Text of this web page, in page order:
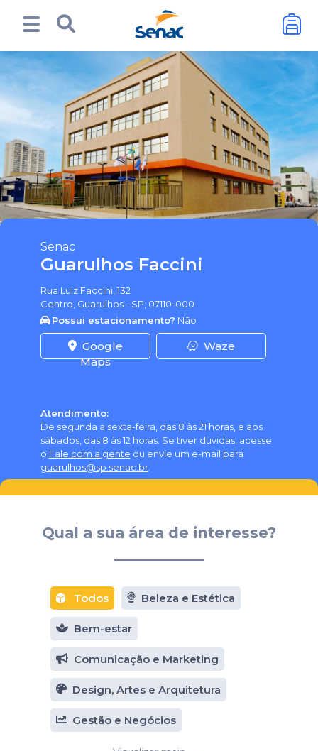
Senac
Guarulhos Faccini
Rua Luiz Faccini, 132
Centro, Guarulhos - SP, 07110-000
Possui estacionamento? Não
Google
Maps
Waze
Atendimento:
De segunda a sexta-feira, das 8 às 21 horas, e aos
sábados, das 8 às 12 horas. Se tiver dúvidas, acesse
o Fale com a gente ou envie um e-mail para
guarulhos@sp.senac.br.
Qual a sua área de interesse?
Todos Beleza e Estética
Bem-estar
Comunicação e Marketing
Design, Artes e Arquitetura
Gestão e Negócios